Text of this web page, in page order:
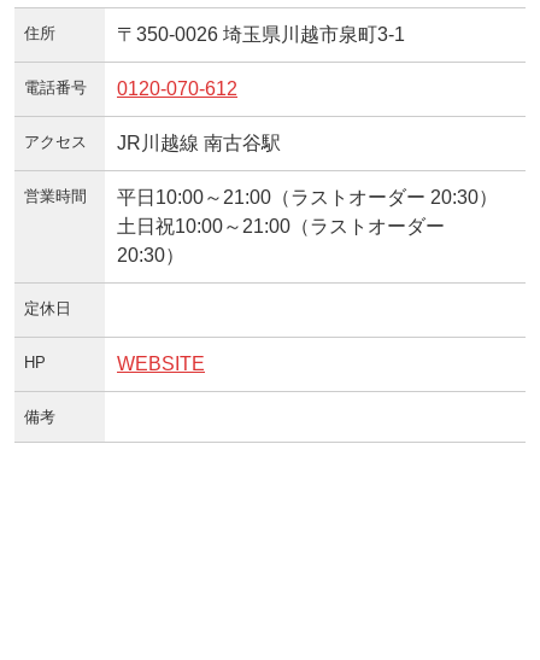
住所 〒350-0026 埼玉県川越市泉町3-1
電話番号 0120-070-612
アクセス JR川越線 南古谷駅
営業時間
平日10:00～21:00（ラストオーダー 20:30）
土日祝10:00～21:00（ラストオーダー
20:30）
定休日
HP WEBSITE
備考